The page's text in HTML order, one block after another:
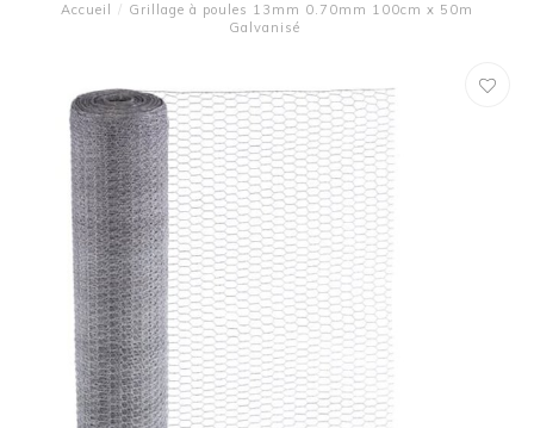
Accueil / Grillage à poules 13mm 0.70mm 100cm x 50m
Galvanisé